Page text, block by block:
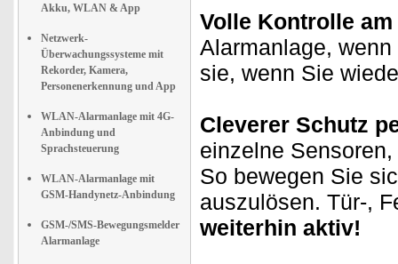
Akku, WLAN & App
Netzwerk-
Überwachungssysteme mit
Rekorder, Kamera,
Personenerkennung und App
WLAN-Alarmanlage mit 4G-
Anbindung und
Sprachsteuerung
WLAN-Alarmanlage mit
GSM-Handynetz-Anbindung
GSM-/SMS-Bewegungsmelder
Alarmanlage
Volle Kontrolle am
Alarmanlage,
sie, wenn Sie
Cleverer Schutz
einzelne
So bewegen Sie
auszulösen. Tür-,
weiterhin aktiv!